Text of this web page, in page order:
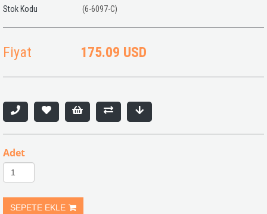
(6-6097-C)
Fiyat 175.09 USD
Adet